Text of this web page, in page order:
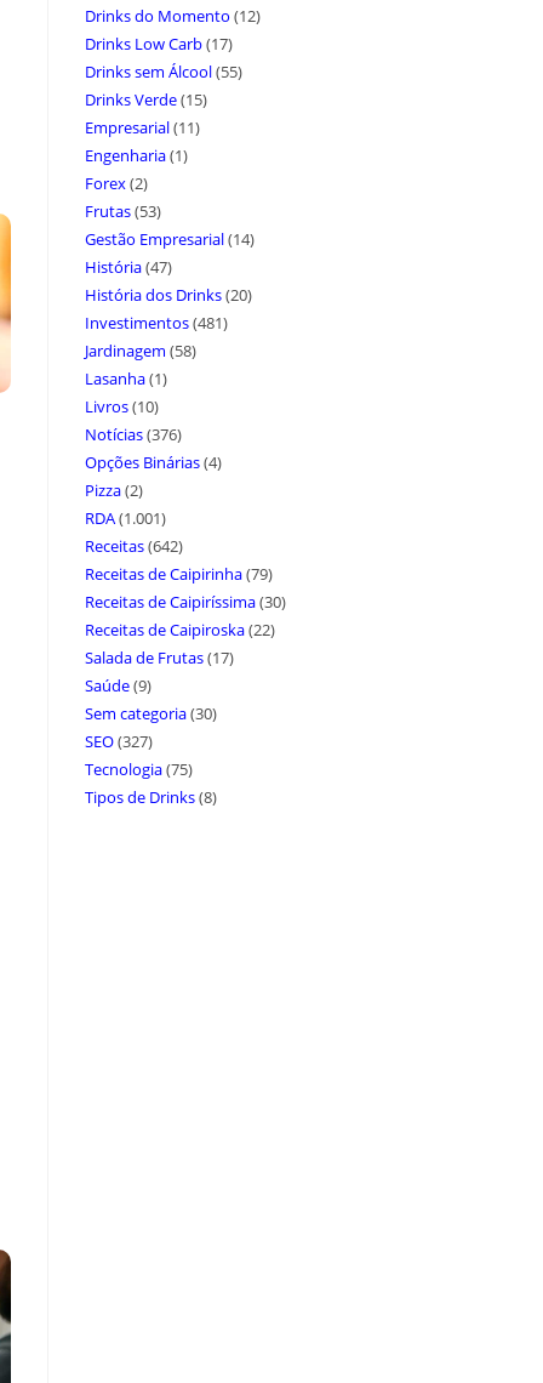
Drinks do Momento (12)
Drinks Low Carb(17)
Drinks sem Álcool(55)
Drinks Verde(15)
Empresarial(11)
Engenharia(1)
Forex(2)
Frutas(53)
Gestão Empresarial(14)
História(47)
História dos Drinks(20)
Investimentos(481)
Jardinagem (58)
Lasanha(1)
Livros(10)
Notícias(376)
Opções Binárias(4)
Pizza(2)
RDA(1.001)
Receitas(642)
Receitas de Caipirinha(79)
Receitas de Caipiríssima(30)
Receitas de Caipiroska(22)
Salada de Frutas(17)
Saúde(9)
Sem categoria(30)
SEO(327)
Tecnologia(75)
Tipos de Drinks(8)